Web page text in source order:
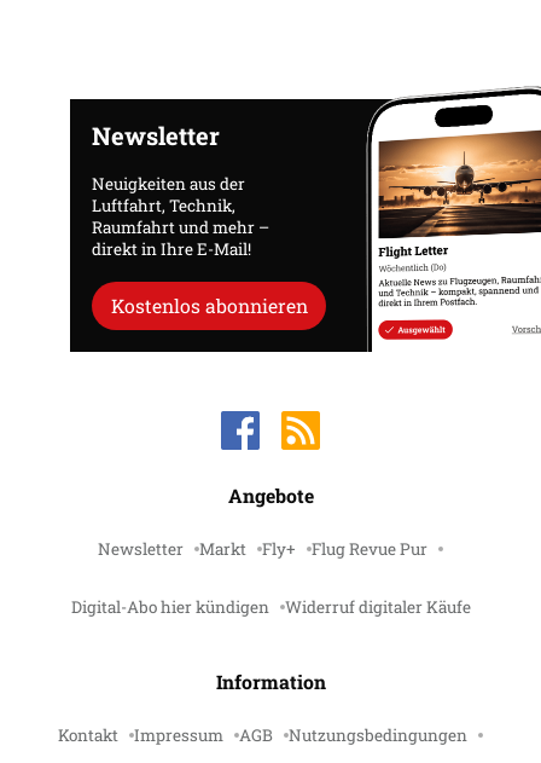
Newsletter
Neuigkeiten aus der
Luftfahrt, Technik,
Raumfahrt und mehr –
direkt in Ihre E-Mail!
Kostenlos abonnieren
Angebote
Newsletter Markt Fly+ Flug Revue Pur
Digital-Abo hier kündigen Widerruf digitaler Käufe
Information
Kontakt Impressum AGB Nutzungsbedingungen